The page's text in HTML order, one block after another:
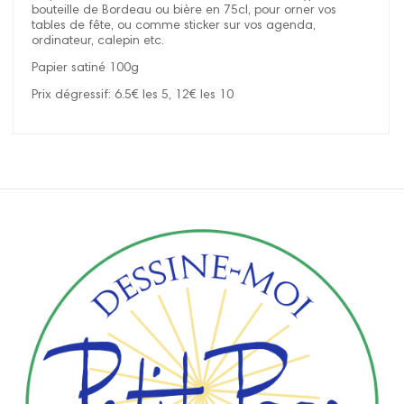
bouteille de Bordeau ou bière en 75cl, pour orner vos
tables de fête, ou comme sticker sur vos agenda,
ordinateur, calepin etc.
Papier satiné 100g
Prix dégressif: 6.5€ les 5, 12€ les 10